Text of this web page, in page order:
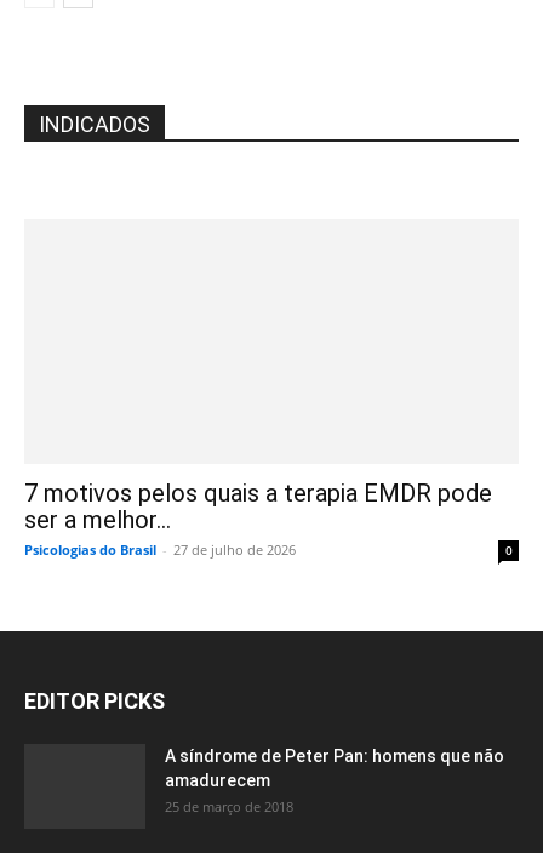
INDICADOS
7 motivos pelos quais a terapia EMDR pode
ser a melhor...
Psicologias do Brasil - 27 de julho de 2026 0
EDITOR PICKS
A síndrome de Peter Pan: homens que não
amadurecem
25 de março de 2018